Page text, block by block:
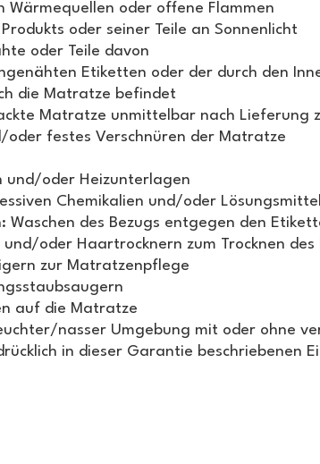
Wärmequellen oder offene Flammen
oder seiner Teile an Sonnenlicht
oder Teile davon
Etiketten oder der durch den
die Matratze befindet
Matratze unmittelbar nach Lieferung
oder festes Verschnüren der Matratze
und/oder Heizunterlagen
Chemikalien und/oder
Waschen des Bezugs entgegen den
oder Haartrocknern zum Trocknen des
zur Matratzenpflege
auf die Matratze
nasser Umgebung mit oder ohne
in dieser Garantie beschriebenen